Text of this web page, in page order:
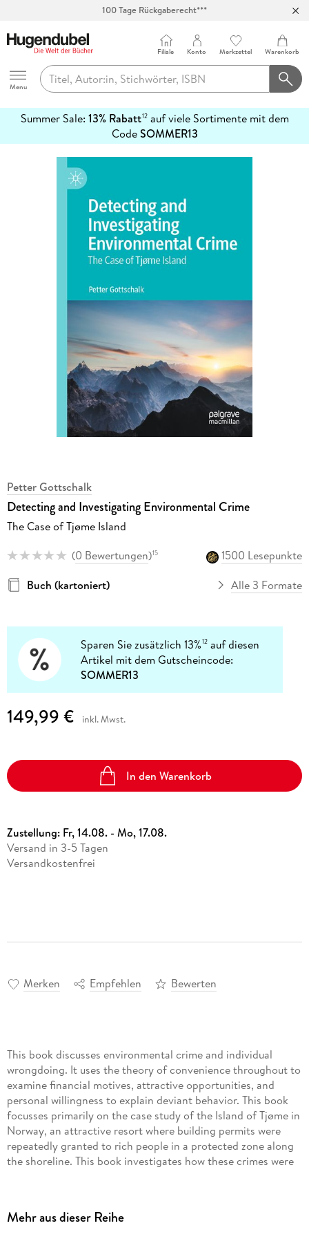
100 Tage Rückgaberecht***
Hugendubel
Menu
Filiale Konto Merkzettel Warenkorb
Summer Sale: 13% Rabatt12auf viele Sortimente mit dem
CodeSOMMER13
erfahren
Petter Gottschalk
Detecting and Investigating Environmental Crime
The Case of Tjøme Island
(0 Bewertungen)15
1500 Lesepunkte
Buch (kartoniert)
Alle 3 Formate
Sparen Sie zusätzlich 13%12 auf diesen
Artikel mit dem Gutscheincode:
SOMMER13
149,99 € inkl. Mwst.
In den Warenkorb
Zustellung: Fr, 14.08. - Mo, 17.08.
Versand in 3-5 Tagen
Versandkostenfrei
Merken Empfehlen Bewerten
This book discusses environmental crime and individual
wrongdoing. It uses the theory of convenience throughout to
examine financial motives, attractive opportunities, and
personal willingness to explain deviant behavior. This book
focusses primarily on the case study of the Island of Tjøme in
Norway, an attractive resort where building permits were
repeatedly granted to rich people in a protected zone along
the shoreline. This book investigates how these crimes were
architects and attorneys, and rich individuals, as an
Mehr aus dieser Reihe